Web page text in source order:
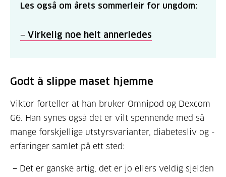
Les også om årets sommerleir for ungdom:
− Virkelig noe helt annerledes
Godt å slippe maset hjemme
Viktor forteller at han bruker Omnipod og Dexcom
G6. Han synes også det er vilt spennende med så
mange forskjellige utstyrsvarianter, diabetesliv og -
erfaringer samlet på ett sted:
− Det er ganske artig, det er jo ellers veldig sjelden